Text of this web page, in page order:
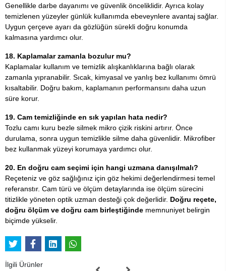
Genellikle darbe dayanımı ve güvenlik önceliklidir. Ayrıca kolay
temizlenen yüzeyler günlük kullanımda ebeveynlere avantaj sağlar.
Uygun çerçeve ayarı da gözlüğün sürekli doğru konumda
kalmasına yardımcı olur.
18. Kaplamalar zamanla bozulur mu?
Kaplamalar kullanım ve temizlik alışkanlıklarına bağlı olarak
zamanla yıpranabilir. Sıcak, kimyasal ve yanlış bez kullanımı ömrü
kısaltabilir. Doğru bakım, kaplamanın performansını daha uzun
süre korur.
19. Cam temizliğinde en sık yapılan hata nedir?
Tozlu camı kuru bezle silmek mikro çizik riskini artırır. Önce
durulama, sonra uygun temizlikle silme daha güvenlidir. Mikrofiber
bez kullanmak yüzeyi korumaya yardımcı olur.
20. En doğru cam seçimi için hangi uzmana danışılmalı?
Reçeteniz ve göz sağlığınız için göz hekimi değerlendirmesi temel
referanstır. Cam türü ve ölçüm detaylarında ise ölçüm sürecini
titizlikle yöneten optik uzman desteği çok değerlidir. Doğru reçete,
doğru ölçüm ve doğru cam birleştiğinde memnuniyet belirgin
biçimde yükselir.
İlgili Ürünler